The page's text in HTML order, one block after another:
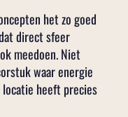
het zo goed
direct sfeer
meedoen. Niet
waar energie
locatie heeft precies